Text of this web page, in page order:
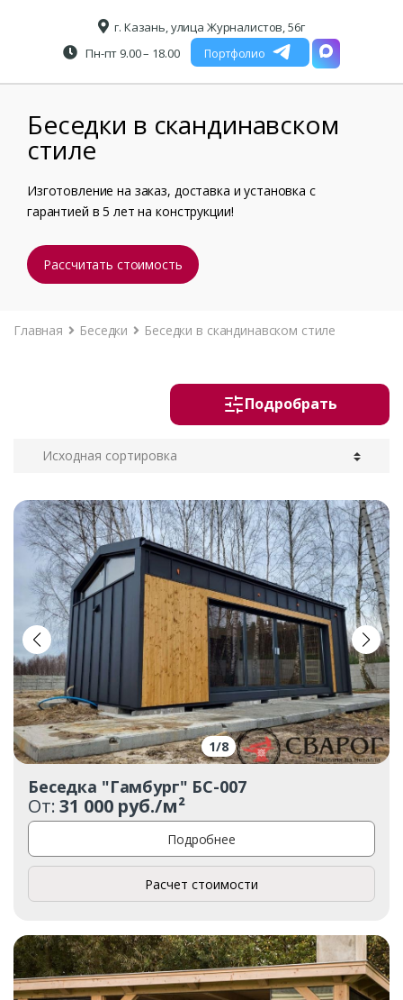
г. Казань, улица Журналистов, 56г
Пн-пт 9.00 – 18.00
Портфолио
Беседки в скандинавском
стиле
Изготовление на заказ, доставка и установка с
гарантией в 5 лет на конструкции!
Рассчитать стоимость
Главная Беседки Беседки в скандинавском стиле
Подробрать
1/8
Беседка "Гамбург" БС-007
От:31 000 руб./м²
Подробнее
Расчет стоимости